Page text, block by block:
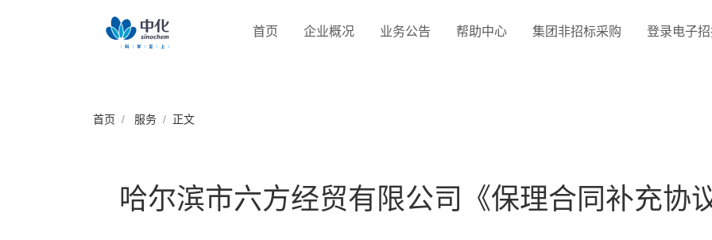
首页 企业概况 业务公告 帮助中心 集团非招标采购 登录电子
首页 服务 正文
哈尔滨市六方经贸有限公司《保理合同补充协